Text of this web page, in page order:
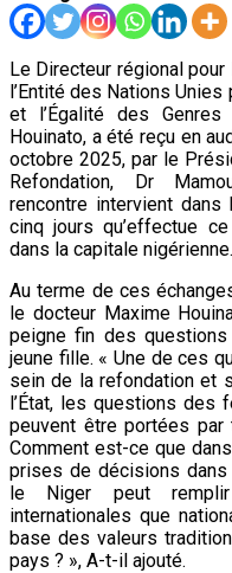
Le Directeur régional pour
l’Entité des Nations
et l’Égalité des Genres
Houinato, a été reçu en
octobre 2025, par le
Refondation, Dr
rencontre intervient
cinq jours qu’effectue
dans la capitale nigérienne.
Au terme de ces
le docteur Maxime
peigne fin des
jeune fille. « Une de ces
sein de la refondation et
l’État, les questions
peuvent être portées
Comment est-ce que
prises de décisions
le Niger peut
internationales que
base des valeurs
pays ? », A-t-il ajouté.